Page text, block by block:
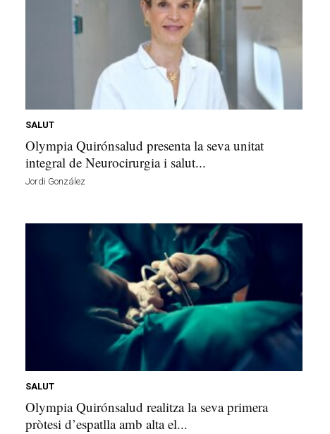
SALUT
Olympia Quirónsalud presenta la seva unitat
integral de Neurocirurgia i salut...
Jordi González
SALUT
Olympia Quirónsalud realitza la seva primera
pròtesi d’espatlla amb alta el...